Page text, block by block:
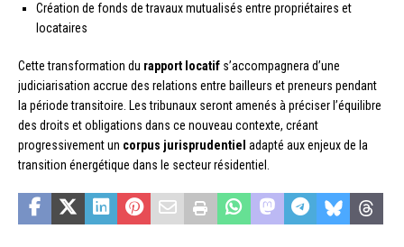
Création de fonds de travaux mutualisés entre propriétaires et
locataires
Cette transformation du rapport locatif s’accompagnera d’une
judiciarisation accrue des relations entre bailleurs et preneurs pendant
la période transitoire. Les tribunaux seront amenés à préciser l’équilibre
des droits et obligations dans ce nouveau contexte, créant
progressivement un corpus jurisprudentiel adapté aux enjeux de la
transition énergétique dans le secteur résidentiel.